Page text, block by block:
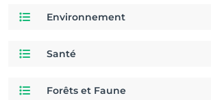
Environnement
Santé
Forêts et Faune